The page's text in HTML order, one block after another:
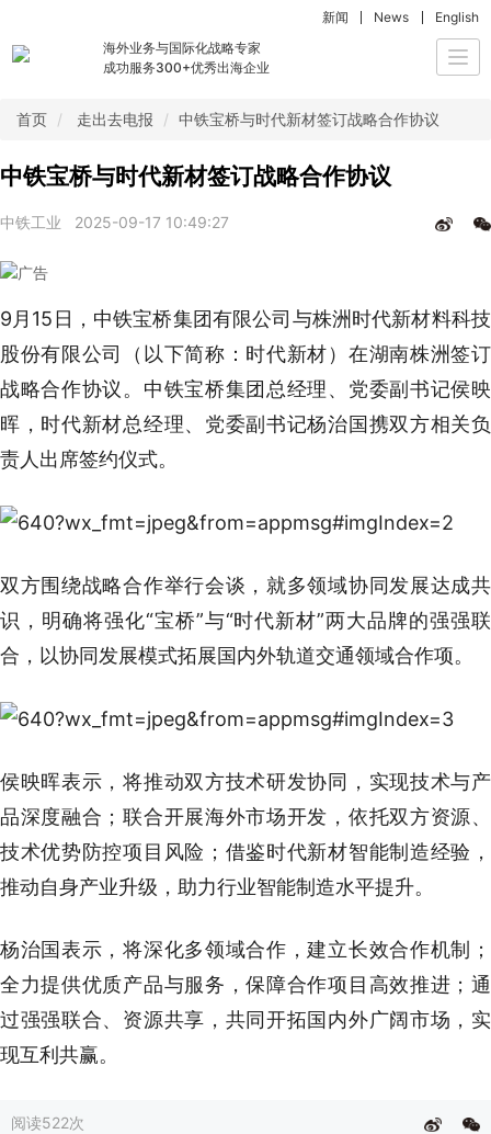
海外业务与国际化战略专家
成功服务300+优秀出海企业
新闻 News English
首页 走出去电报 中铁宝桥与时代新材签订战略合作协议
中铁宝桥与时代新材签订战略合作协议
中铁工业 2025-09-17 10:49:27
9月15日，中铁宝桥集团有限公司与株洲时代新材料科技
股份有限公司（以下简称：时代新材）在湖南株洲签订
战略合作协议。中铁宝桥集团总经理、党委副书记侯映
晖，时代新材总经理、党委副书记杨治国携双方相关负
责人出席签约仪式。
双方围绕战略合作举行会谈，就多领域协同发展达成共
识，明确将强化“宝桥”与“时代新材”两大品牌的强强联
合，以协同发展模式拓展国内外轨道交通领域合作项。
侯映晖表示，将推动双方技术研发协同，实现技术与产
品深度融合；联合开展海外市场开发，依托双方资源、
技术优势防控项目风险；借鉴时代新材智能制造经验，
推动自身产业升级，助力行业智能制造水平提升。
杨治国表示，将深化多领域合作，建立长效合作机制；
全力提供优质产品与服务，保障合作项目高效推进；通
过强强联合、资源共享，共同开拓国内外广阔市场，实
现互利共赢。
阅读522次